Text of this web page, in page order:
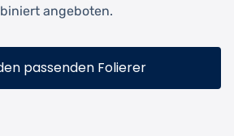
angeboten.
passenden Folierer